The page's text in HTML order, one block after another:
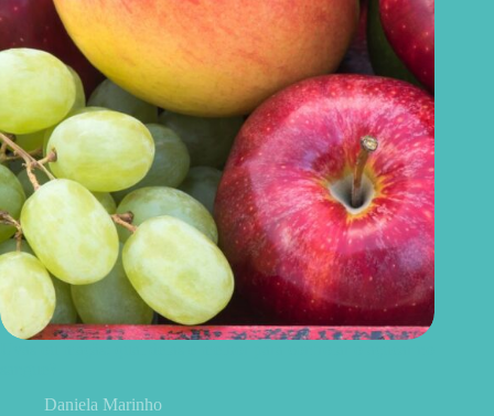
Daniela Marinho